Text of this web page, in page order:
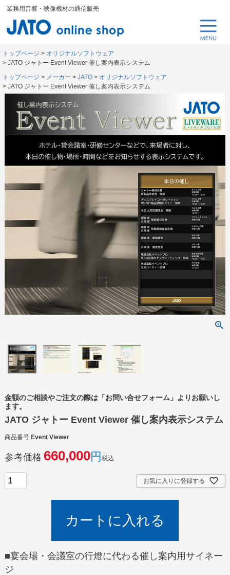
業務用音響・映像機材の通信販売
トップページ
オリジナルソフトウェア
JATO ジャトー Event Viewer 催し案内表示システム
トップページ
メーカー JATO
オリジナルソフトウェア
JATO ジャトー Event Viewer 催し案内表示システム
金額のご相談やご注文の際は「お問い合せフォーム」よりお願いし
ます。
JATO ジャトー Event Viewer 催し案内表示システム
商品番号 Event Viewer
参考価格 660,000 税込
お気に入りに登録する
カートに入れる
■宴会場・会議室の行燈に代わる催し案内用サイネー
ジ